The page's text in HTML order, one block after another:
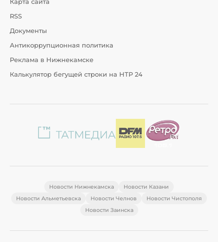
Карта сайта
RSS
Документы
Антикоррупционная политика
Реклама в Нижнекамске
Калькулятор бегущей строки на НТР 24
Новости Нижнекамска
Новости Казани
Новости Альметьевска
Новости Челнов
Новости Чистополя
Новости Заинска